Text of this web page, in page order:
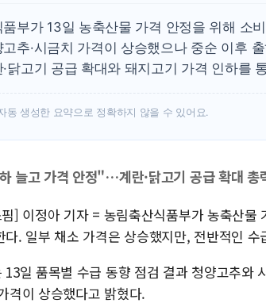
품부가 13일 농축산물 가격 안정을 위해 소
고추·시금치 가격이 상승했으나 중순 이후
·닭고기 공급 확대와 돼지고기 가격 인하를
동 생성한 요약으로 정확하지 않을 수 있어요.
늘고 가격 안정"…계란·닭고기 공급 확대 총
] 이정아 기자 = 농림축산식품부가 농축산
다. 일부 채소 가격은 상승했지만, 전반적인
13일 품목별 수급 동향 점검 결과 청양고추와
격이 상승했다고 밝혔다.